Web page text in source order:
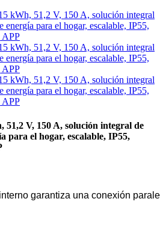
51,2 V, 150 A, solución integral de
para el hogar, escalable, IP55,
garantiza una conexión